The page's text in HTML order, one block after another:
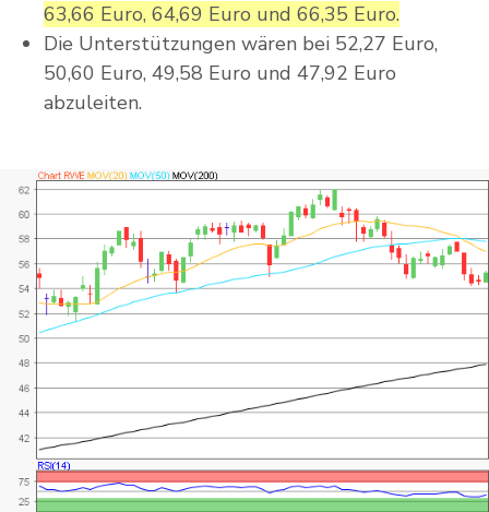
63,66 Euro, 64,69 Euro und 66,35 Euro.
Die Unterstützungen wären bei 52,27 Euro,
50,60 Euro, 49,58 Euro und 47,92 Euro
abzuleiten.